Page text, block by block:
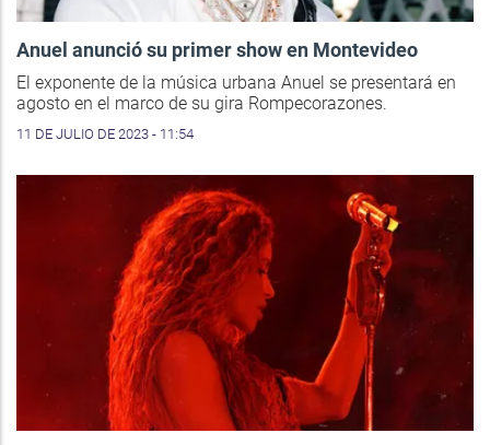
Anuel anunció su primer show en Montevideo
El exponente de la música urbana Anuel se presentará en
agosto en el marco de su gira Rompecorazones.
11 DE JULIO DE 2023 - 11:54